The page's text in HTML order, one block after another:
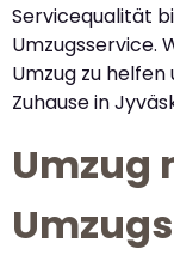
Servicequalität
Umzugsservice.
Umzug zu
Zuhause in
Umzug